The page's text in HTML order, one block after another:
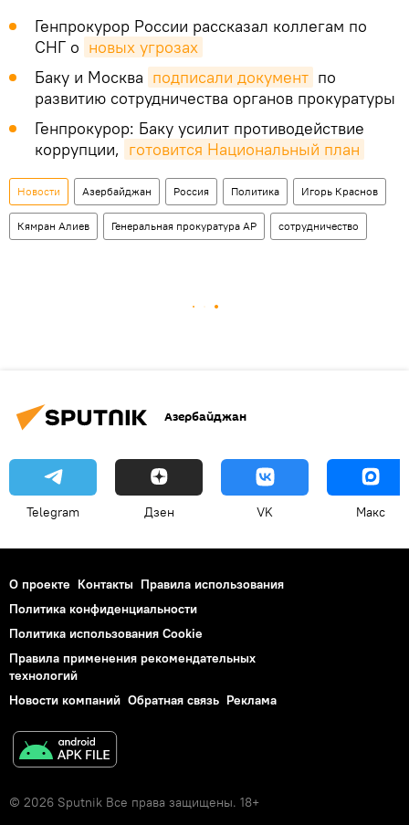
Генпрокурор России рассказал коллегам по
СНГ о новых угрозах
Баку и Москва подписали документ по
развитию сотрудничества органов прокуратуры
Генпрокурор: Баку усилит противодействие
коррупции, готовится Национальный план
Новости Азербайджан Россия Политика Игорь Краснов
Кямран Алиев Генеральная прокуратура АР сотрудничество
Азербайджан
Telegram Дзен VK Макс
О проекте Контакты Правила использования
Политика конфиденциальности
Политика использования Cookie
Правила применения рекомендательных
технологий
Новости компаний Обратная связь Реклама
© 2026 Sputnik Все права защищены. 18+